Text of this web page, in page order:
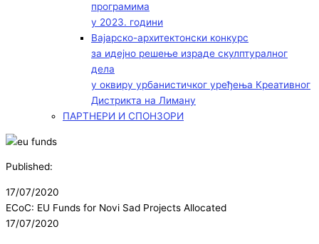
програмима
у 2023. години
Вајарско-архитектонски конкурс
за идејно решење израде скулптуралног
дела
у оквиру урбанистичког уређења Креативног
Дистрикта на Лиману
ПАРТНЕРИ И СПОНЗОРИ
Published:
17/07/2020
ECoC: EU Funds for Novi Sad Projects Allocated
17/07/2020